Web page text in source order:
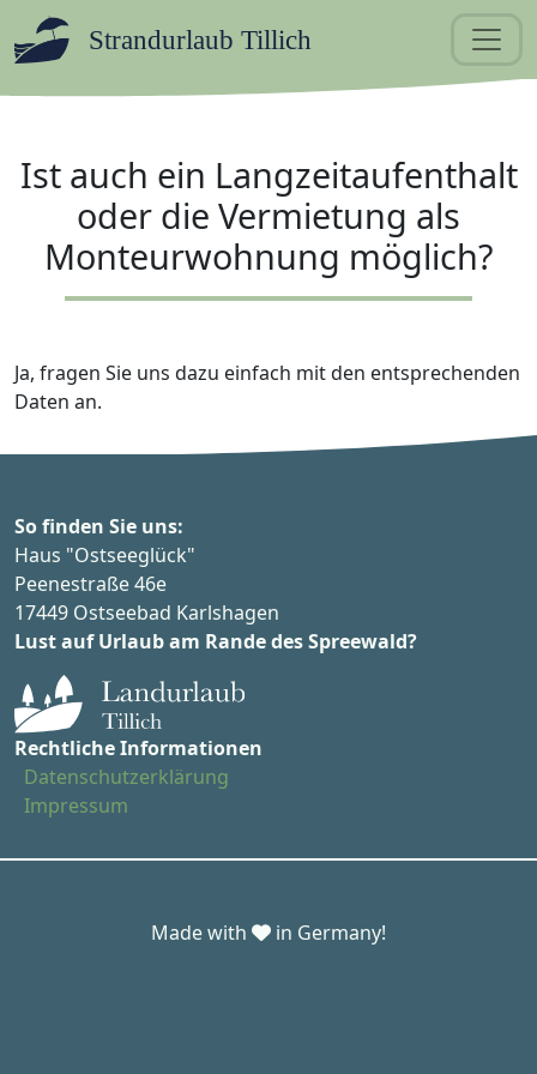
Strandurlaub Tillich
Ist auch ein Langzeitaufenthalt
oder die Vermietung als
Monteurwohnung möglich?
Ja, fragen Sie uns dazu einfach mit den entsprechenden
Daten an.
So finden Sie uns:
Haus "Ostseeglück"
Peenestraße 46e
17449 Ostseebad Karlshagen
Lust auf Urlaub am Rande des Spreewald?
Rechtliche Informationen
Datenschutzerklärung
Impressum
Made with in Germany!